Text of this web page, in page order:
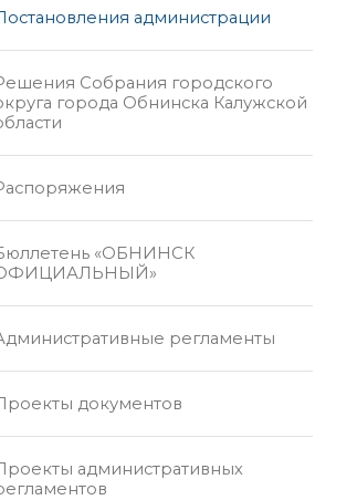
администрации
Собрания городского
города Обнинска Калужской
«ОБНИНСК
регламенты
документов
административных